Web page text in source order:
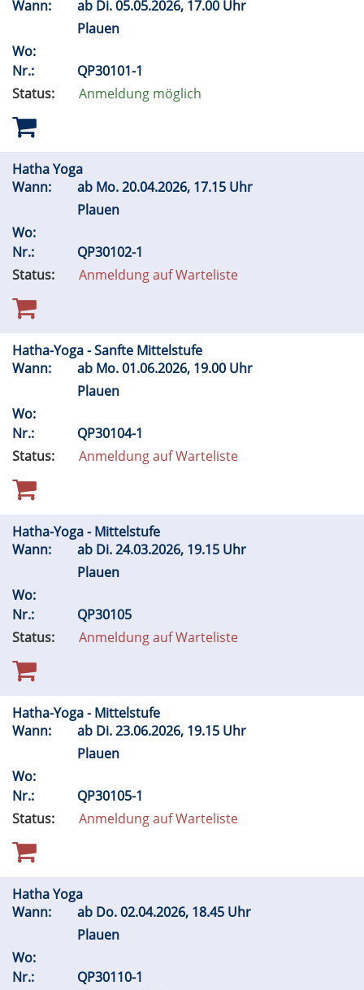
Wann: ab Di.05.05.2026, 17.00 Uhr
Plauen
Wo:
Nr.:
QP30101-1
Status:
Anmeldung möglich
Hatha Yoga
Wann:
ab Mo.20.04.2026, 17.15 Uhr
Plauen
Wo:
Nr.:
QP30102-1
Status:
Anmeldung auf Warteliste
Hatha-Yoga - Sanfte Mittelstufe
Wann:
ab Mo.01.06.2026, 19.00 Uhr
Plauen
Wo:
Nr.:
QP30104-1
Status:
Anmeldung auf Warteliste
Hatha-Yoga - Mittelstufe
Wann:
ab Di.24.03.2026, 19.15 Uhr
Plauen
Wo:
Nr.:
QP30105
Status:
Anmeldung auf Warteliste
Hatha-Yoga - Mittelstufe
Wann:
ab Di.23.06.2026, 19.15 Uhr
Plauen
Wo:
Nr.:
QP30105-1
Status:
Anmeldung auf Warteliste
Hatha Yoga
Wann:
ab Do.02.04.2026, 18.45 Uhr
Plauen
Wo:
Nr.:
QP30110-1